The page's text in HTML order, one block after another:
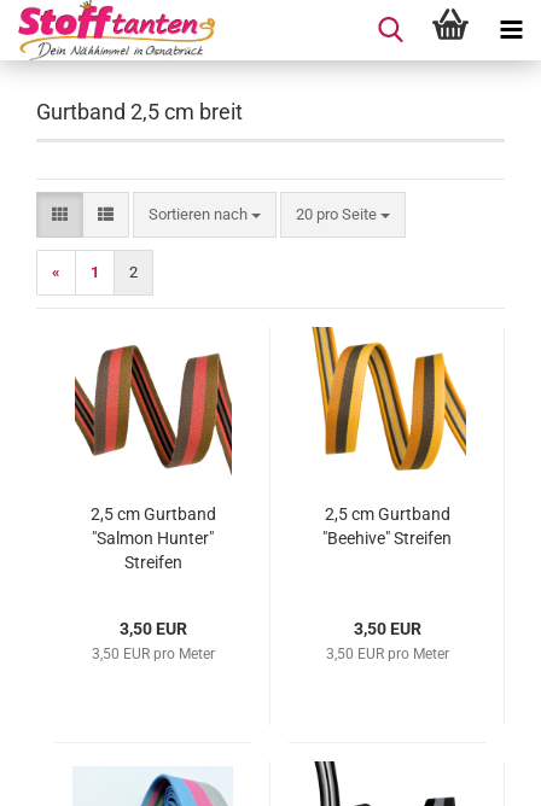
Gurtband 2,5 cm breit
Sortieren nach
Sortieren nach 20 pro Seite
pro Seite
« 1 2
2,5 cm Gurtband
"Salmon Hunter"
Streifen
3,50 EUR
3,50 EUR pro Meter
2,5 cm Gurtband
"Beehive" Streifen
3,50 EUR
3,50 EUR pro Meter